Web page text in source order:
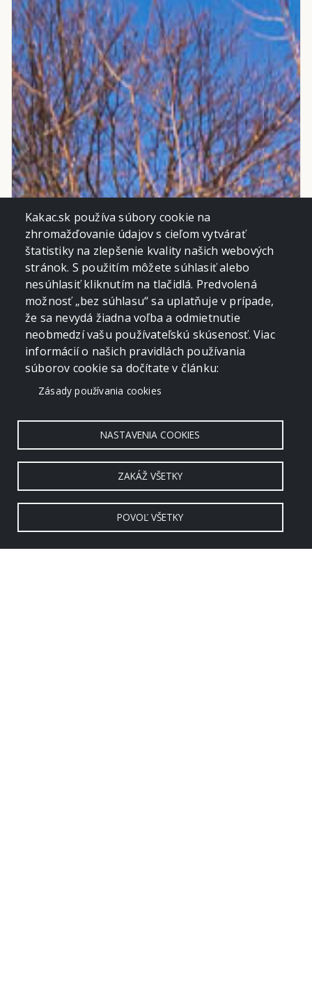
Kakac.sk používa súbory cookie na
zhromažďovanie údajov s cieľom vytvárať
štatistiky na zlepšenie kvality našich webových
stránok. S použitím môžete súhlasiť alebo
nesúhlasiť kliknutím na tlačidlá. Predvolená
možnosť „bez súhlasu“ sa uplatňuje v prípade,
že sa nevydá žiadna voľba a odmietnutie
neobmedzí vašu používateľskú skúsenosť. Viac
informácií o našich pravidlách používania
súborov cookie sa dočítate v článku:
Zásady používania cookies
NASTAVENIA COOKIES
ZAKÁŽ VŠETKY
POVOĽ VŠETKY